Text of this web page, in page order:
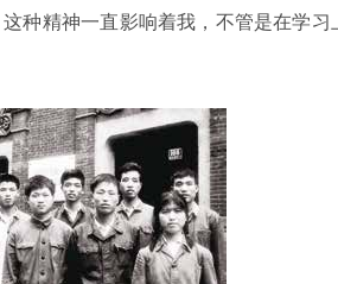
种精神一直影响着我，不管是在学